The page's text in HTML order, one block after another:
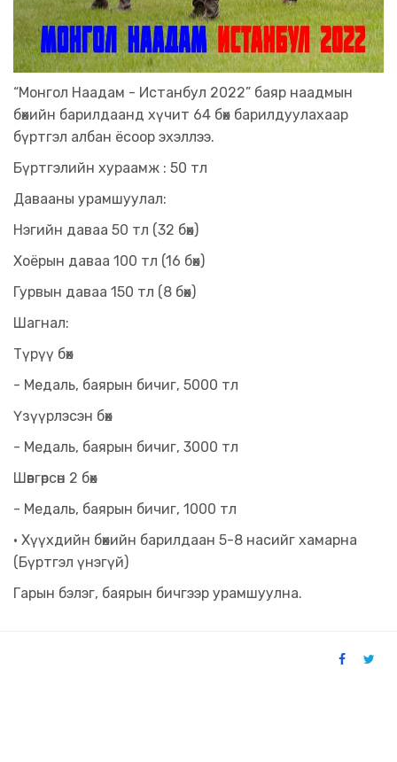
“Монгол Наадам - Истанбул 2022” баяр наадмын
бөхийн барилдаанд хүчит 64 бөх барилдуулахаар
бүртгэл албан ёсоор эхэллээ.
Бүртгэлийн хураамж : 50 тл
Давааны урамшуулал:
Нэгийн даваа 50 тл (32 бөх)
Хоёрын даваа 100 тл (16 бөх)
Гурвын даваа 150 тл (8 бөх)
Шагнал:
Түрүү бөх
- Медаль, баярын бичиг, 5000 тл
Үзүүрлэсэн бөх
- Медаль, баярын бичиг, 3000 тл
Шөвгөрсөн 2 бөх
- Медаль, баярын бичиг, 1000 тл
• Хүүхдийн бөхийн барилдаан 5-8 насийг хамарна
(Бүртгэл үнэгүй)
Гарын бэлэг, баярын бичгээр урамшуулна.